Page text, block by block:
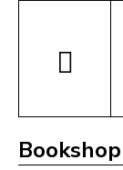
Bookshop